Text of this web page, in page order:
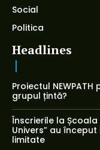
Social
Politica
Headlines
Proiectul
grupul țintă?
Înscrierile la
Univers” au
limitate